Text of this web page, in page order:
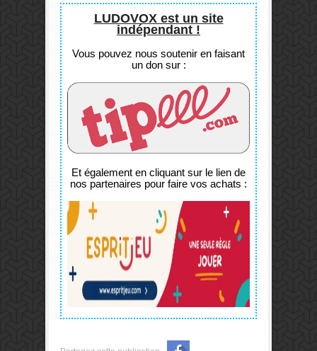
LUDOVOX est un site
indépendant !
Vous pouvez nous soutenir en faisant
un don sur :
Et également en cliquant sur le lien de
nos partenaires pour faire vos achats :